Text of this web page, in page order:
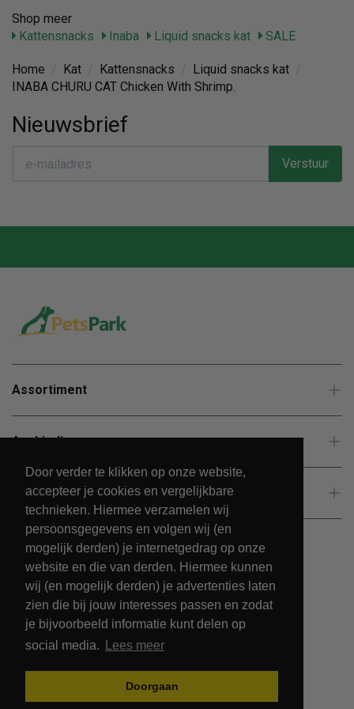
Door verder te klikken op onze website,
accepteer je cookies en vergelijkbare
technieken. Hiermee verzamelen wij
persoonsgegevens en volgen wij (en
mogelijk derden) je internetgedrag op onze
website en die van derden. Hiermee kunnen
wij (en mogelijk derden) je advertenties laten
zien die bij jouw interesses passen en zodat
je bijvoorbeeld informatie kunt delen op
social media.
Lees meer
Doorgaan
Shop meer
Kattensnacks
Inaba Liquid snacks kat SALE
Home Kat Kattensnacks Liquid snacks kat
INABA CHURU CAT Chicken With Shrimp.
Nieuwsbrief
Verstuur
Assortiment
Aanbiedingen
Klantenservice
© 2026 - PetsPark.nl.